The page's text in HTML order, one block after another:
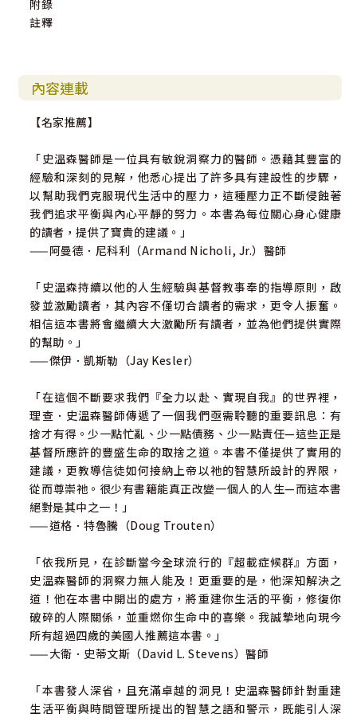
附錄
註釋
內容連載
【名家推薦】
「史溫森醫師是一位具有敏銳洞察力的醫師。憑藉其豐富的
經驗和深刻的見解，他悉心提出了許多具有建設性的步驟，
以幫助我們克服現代生活中的壓力，這種壓力正不斷侵蝕著
我們追求平衡與內心平靜的努力。本書為每位關心身心健康
的讀者，提供了寶貴的建議。」
——阿曼德．尼科利（Armand Nicholi, Jr.）醫師
「史溫森持續以他的人生經驗與基督教事奉的指導原則，啟
發並激勵讀者，其內容不僅切合讀者的需求，更令人振奮。
相信這本書將會繼續大大激勵所有讀者，並為他們提供實際
的幫助。」
——傑伊．凱斯勒（Jay Kesler）
「在這個不斷要求我們『全力以赴、實現自我』的世界裡，
理查．史溫森醫師傳遞了一個我們亟需聆聽的重要訊息：有
捨才有得。少一點忙亂、少一點債務、少一點責任—這些正是
基督所應許的豐盛生命的取捨之道。本書不僅提供了實用的
建議，更教導信徒如何接納上帝以祂的智慧所設計的界限，
從而尊崇祂。很少有書籍能真正改變一個人的人生—而這本書
絕對是其中之一！」
——道格．特魯騰（Doug Trouten）
「依我所見，在診斷當今全球流行的『超載症候群』方面，
史溫森醫師的洞察力無人能及！更重要的是，他深知解決之
道！他在本書中開出的處方，將重建你生活的平衡，修復你
破碎的人際關係，並重燃你生命中的喜樂。我誠摯地向現今
所有超過四歲的美國人推薦這本書。」
——大衛．史蒂文斯（David L. Stevens）醫師
「本書發人深省，且充滿卓越的洞見！史溫森醫師針對重建
生活平衡與時間管理所提出的智慧之語和警示，既能引人深